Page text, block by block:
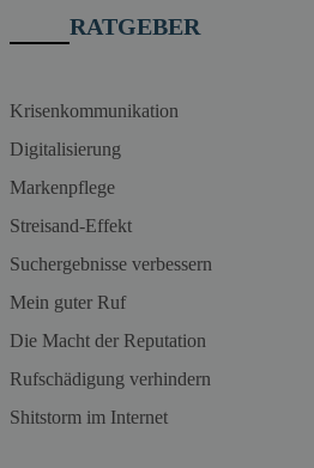
RATGEBER
Krisenkommunikation
Digitalisierung
Markenpflege
Streisand-Effekt
Suchergebnisse verbessern
Mein guter Ruf
Die Macht der Reputation
Rufschädigung verhindern
Shitstorm im Internet